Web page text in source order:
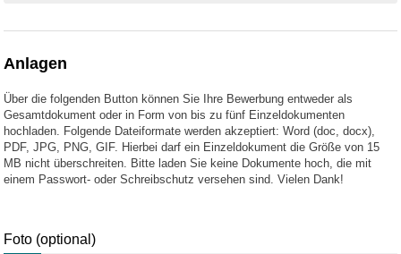
Anlagen
Über die folgenden Button können Sie Ihre Bewerbung entweder als
Gesamtdokument oder in Form von bis zu fünf Einzeldokumenten
hochladen. Folgende Dateiformate werden akzeptiert: Word (doc, docx),
PDF, JPG, PNG, GIF. Hierbei darf ein Einzeldokument die Größe von 15
MB nicht überschreiten. Bitte laden Sie keine Dokumente hoch, die mit
einem Passwort- oder Schreibschutz versehen sind. Vielen Dank!
Foto (optional)